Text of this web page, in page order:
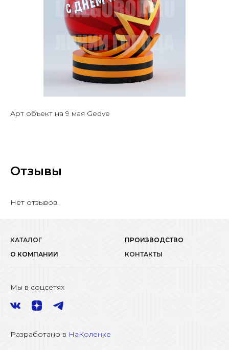
Арт объект на 9 мая Gedve
Отзывы
Нет отзывов.
КАТАЛОГ
ПРОИЗВОДСТВО
О КОМПАНИИ
КОНТАКТЫ
Мы в соцсетях
Разработано в НаКоленке